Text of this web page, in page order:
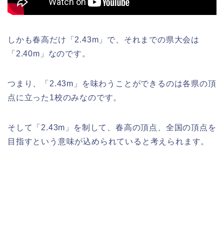
しかも春高だけ「2.43m」で、それまでの県大会は
「2.40m」なのです。
つまり、「2.43m」を味わうことができるのは各県の頂
点に立った1校のみなのです。
そして「2.43m」を制して、春高の頂点、全国の頂点を
目指すという意味が込められていると考えられます。